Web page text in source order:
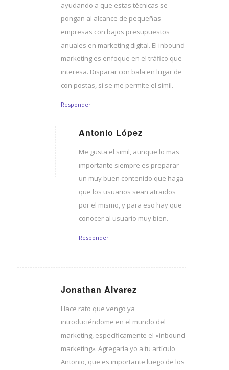
ayudando a que estas técnicas se
pongan al alcance de pequeñas
empresas con bajos presupuestos
anuales en marketing digital. El inbound
marketing es enfoque en el tráfico que
interesa. Disparar con bala en lugar de
con postas, si se me permite el simil.
Responder
Antonio López
Me gusta el simil, aunque lo mas
importante siempre es preparar
un muy buen contenido que haga
que los usuarios sean atraidos
por el mismo, y para eso hay que
conocer al usuario muy bien.
Responder
Jonathan Alvarez
Hace rato que vengo ya
introduciéndome en el mundo del
marketing, específicamente el «inbound
marketing». Agregaría yo a tu artículo
Antonio, que es importante luego de los